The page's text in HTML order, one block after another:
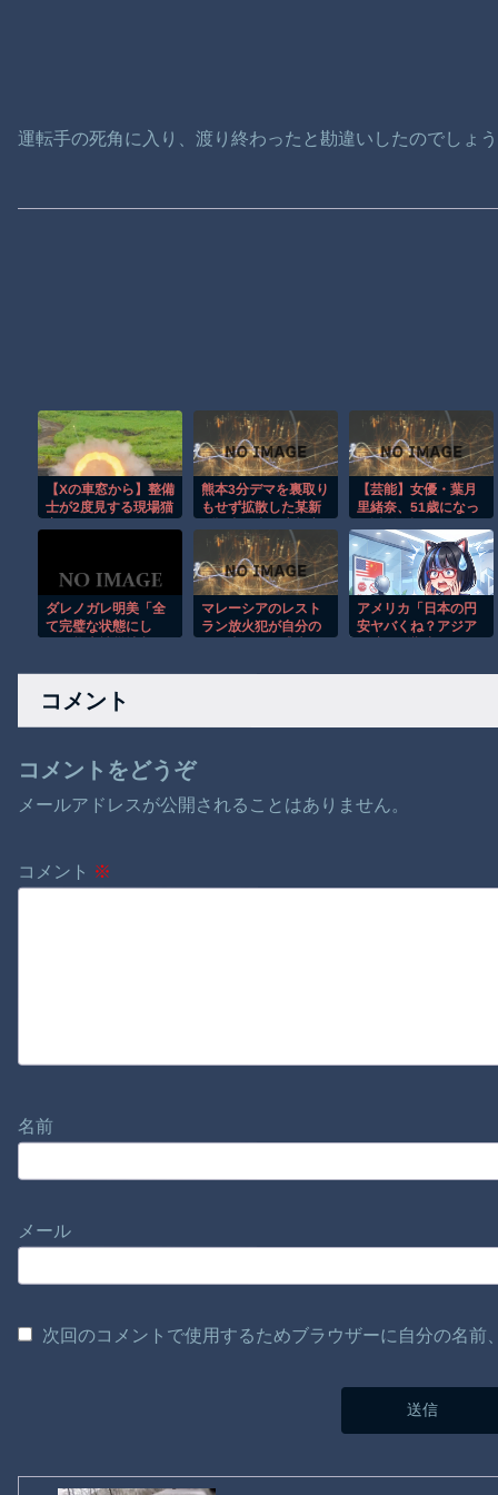
運転手の死角に入り、渡り終わったと勘違いしたのでしょ
【Xの車窓から】整備
士が2度見する現場猫
熊本3分デマを裏取り
もせず拡散した某新
に事実関係を訂正さ
れると信じられない
ことに…
【芸能】女優・葉月
里緒奈、51歳になっ
ダレノガレ明美「全
て完璧な状態にし
＆炊き出し
マレーシアのレスト
ラン放火犯が自分の
アメリカ「日本の円
安ヤバくね？アジア
コメント
コメントをどうぞ
メールアドレスが公開されることはありません。
コメント ※
名前
メール
次回のコメントで使用するためブラウザーに自分の名